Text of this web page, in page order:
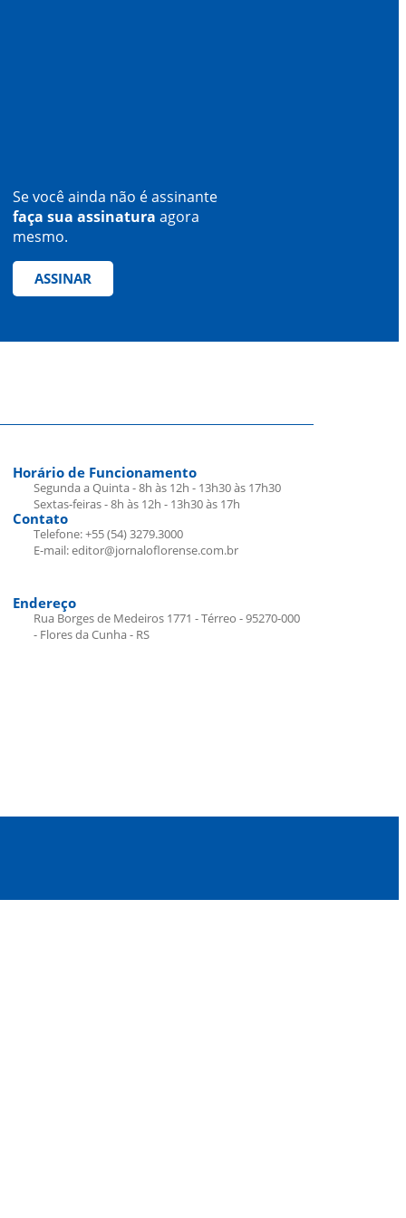
Se você ainda não é assinante
faça sua assinatura agora
mesmo.
ASSINAR
Horário de Funcionamento
Segunda a Quinta - 8h às 12h - 13h30 às 17h30
Sextas-feiras - 8h às 12h - 13h30 às 17h
Contato
Telefone: +55 (54) 3279.3000
E-mail: editor@jornaloflorense.com.br
Endereço
Rua Borges de Medeiros 1771 - Térreo - 95270-000
- Flores da Cunha - RS